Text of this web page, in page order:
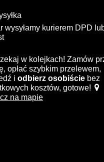
wysyłamy kurierem DPD
w kolejkach! Zamów
opłać szybkim przelewem,
i odbierz osobiście bez
kosztów, gotowe!
na mapie